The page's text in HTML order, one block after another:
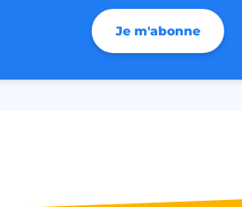
Je m'abonne